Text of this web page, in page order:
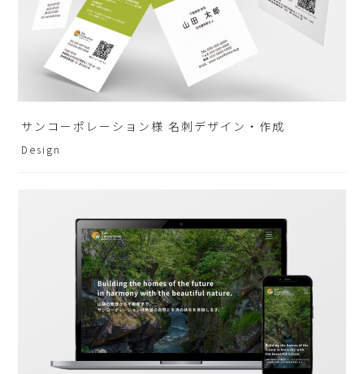
サンコーポレーション様 名刺デザイン・作成
Design